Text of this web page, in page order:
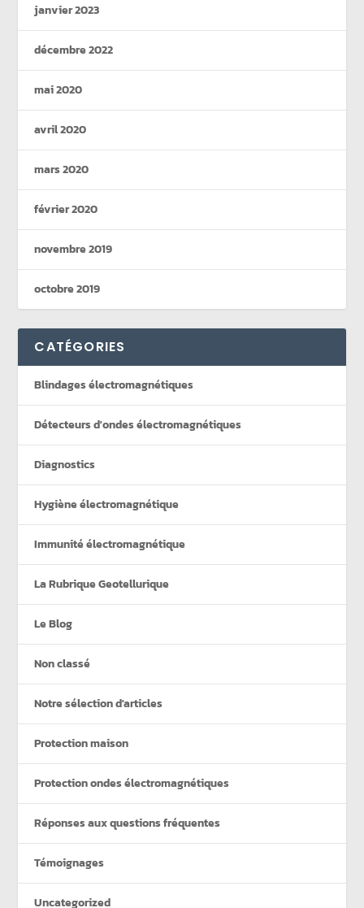
janvier 2023
décembre 2022
mai 2020
avril 2020
mars 2020
février 2020
novembre 2019
octobre 2019
CATÉGORIES
Blindages électromagnétiques
Détecteurs d'ondes électromagnétiques
Diagnostics
Hygiène électromagnétique
Immunité électromagnétique
La Rubrique Geotellurique
Le Blog
Non classé
Notre sélection d'articles
Protection maison
Protection ondes électromagnétiques
Réponses aux questions fréquentes
Témoignages
Uncategorized